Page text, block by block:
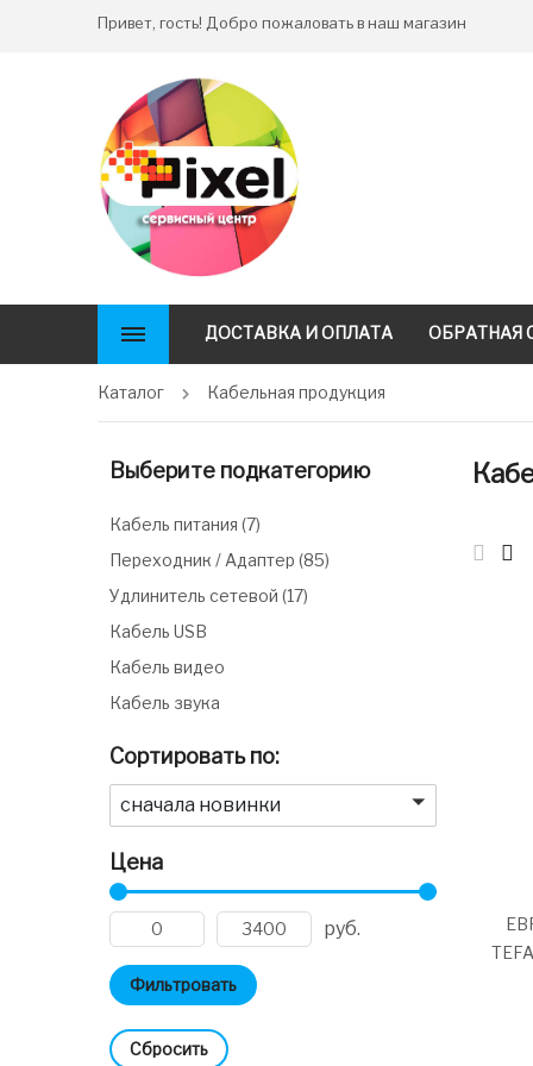
Привет, гость! Добро пожаловать в наш магазин
ДОСТАВКА И ОПЛАТА ОБРАТНАЯ
Каталог Кабельная продукция
Выберите подкатегорию
Кабель питания (7)
Переходник / Адаптер (85)
Удлинитель сетевой (17)
Кабель USB
Кабель видео
Кабель звука
Сортировать по:
сначала новинки
Цена
руб.
Cбросить